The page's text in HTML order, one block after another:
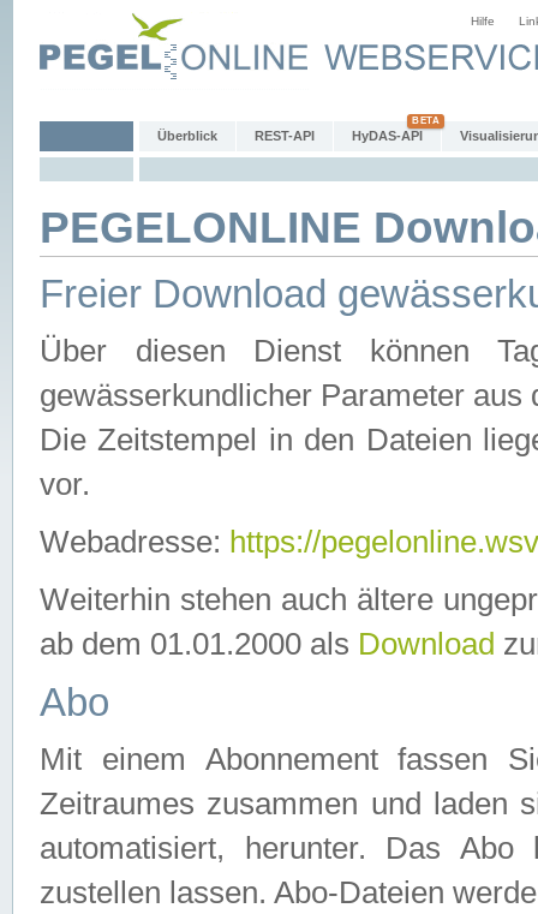
Hilfe
Überblick REST-API HyDAS-API
PEGELONLINE
Freier Download
Über diesen Dienst können
gewässerkundlicher Parameter aus
Die Zeitstempel in den Dateien
vor.
Webadresse: https://
Weiterhin stehen auch ältere
ab dem 01.01.2000 als Download
Abo
Mit einem Abonnement fassen
Zeitraumes zusammen und laden
automatisiert, herunter. Das
zustellen lassen. Abo-Dateien